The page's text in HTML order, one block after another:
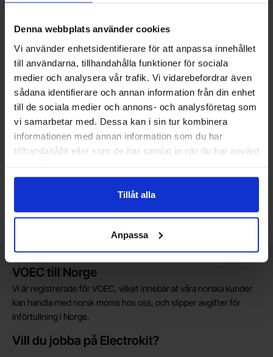
Denna webbplats använder cookies
Vi använder enhetsidentifierare för att anpassa innehållet
till användarna, tillhandahålla funktioner för sociala
medier och analysera vår trafik. Vi vidarebefordrar även
sådana identifierare och annan information från din enhet
till de sociala medier och annons- och analysföretag som
vi samarbetar med. Dessa kan i sin tur kombinera
informationen med annan information som du har
tillhandahållit eller som de har samlat in när du har använt
Tillåt alla
Anpassa
74HC02 DIP-14 Quad 2-input
XBLW - SN74HC02N
Art. nr
41036031
Från
2.45 SEK
Inklusive 25% moms
Köp (4st)
Mängdrabatt
Antal Pris /st
1-till
9 st
3.80 SEK
10 -till24 st
3.40 SEK
Skjutomkopplare 1-pol on-on
Art. nr
41035351
Från
2.30 SEK
Köp (3st)
Mängdrabatt
AntalPris /st
1-till
9 st
10 - till
24 st
Kort allmän information
VOEC till Norge
Vi är registrerade för VOEC, vilket innebär at våra norska kunder
kan handla med norsk moms hos oss, och slipper avgifter för
införtullning i Norge.
Vill du jobba på Electrokit?